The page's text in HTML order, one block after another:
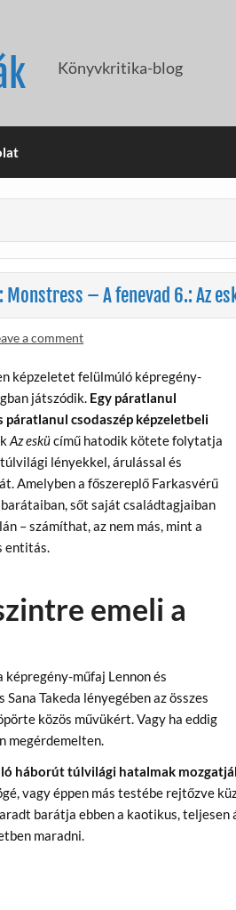
Könyvkritika-blog
Monstress – A fenevad 6.: Az
a comment
képzeletet felülmúló képregény-
játszódik. Egy páratlanul
csodaszép képzeletbeli
Az eskücímű hatodik kötete folytatja
lényekkel, árulással és
Amelyben a főszereplő Farkasvérű
sőt saját családtagjaiban
– számíthat, az nem más, mint a
entitás.
emeli a
műfaj Lennon és
Takeda lényegében az összes
közös művükért. Vagy ha eddig
megérdemelten.
háborút túlvilági hatalmak
vagy éppen más testébe rejtőzve
barátja ebben a kaotikus,
maradni.